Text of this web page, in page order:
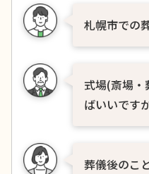
旭川駅
東室蘭駅 鷲
JR室蘭本線(苫小牧
札幌市での
式場(斎場・
ばいいです
葬儀後のこ